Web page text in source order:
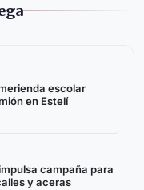
escolar
en Estelí
campaña para
y aceras